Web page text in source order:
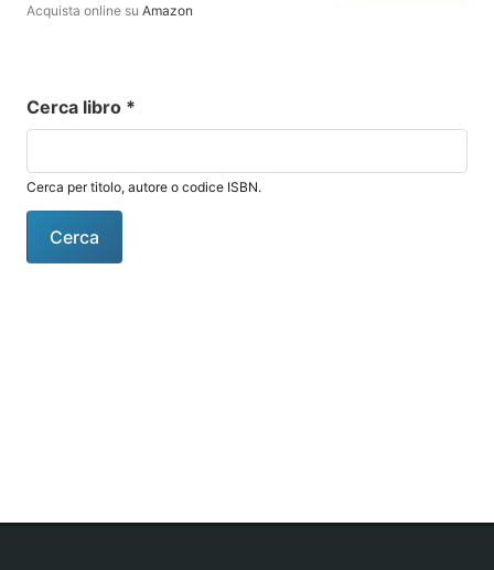
Acquista online su Amazon
Cerca libro *
Cerca per titolo, autore o codice ISBN.